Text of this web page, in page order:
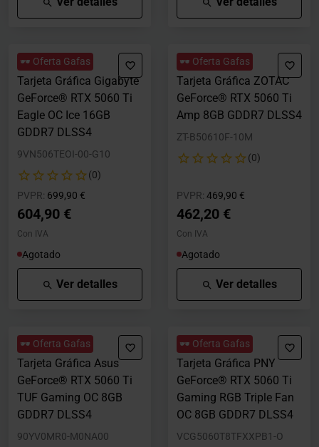
🕶️ Oferta Gafas
Tarjeta Gráfica Gigabyte
GeForce® RTX 5060 Ti
Eagle OC Ice 16GB
GDDR7 DLSS4
9VN506TEOI-00-G10
(0)
PVPR: Precio rebajado desde
699,90 €
604,90 €
Con IVA
Agotado
Ver detalles
🕶️ Oferta Gafas
Tarjeta Gráfica ZOTAC
GeForce® RTX 5060 Ti
Amp 8GB GDDR7 DLSS4
ZT-B50610F-10M
(0)
PVPR: Precio rebajado desde
469,90 €
462,20 €
Con IVA
Agotado
Ver detalles
🕶️ Oferta Gafas
Tarjeta Gráfica Asus
GeForce® RTX 5060 Ti
TUF Gaming OC 8GB
GDDR7 DLSS4
90YV0MR0-M0NA00
🕶️ Oferta Gafas
Tarjeta Gráfica PNY
GeForce® RTX 5060 Ti
Gaming RGB Triple Fan
OC 8GB GDDR7 DLSS4
VCG5060T8TFXXPB1-O